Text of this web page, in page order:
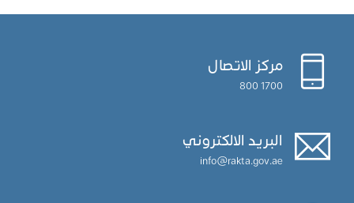
مركز الاتصال
1700 800
البريد الالكتروني
info@rakta.gov.ae